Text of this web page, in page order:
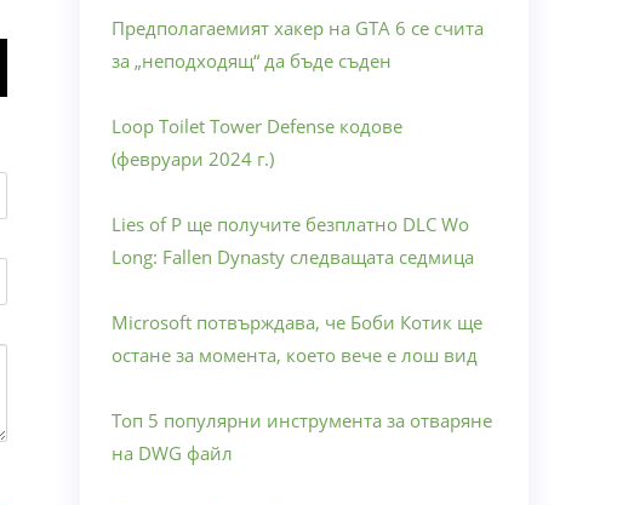
Предполагаемият хакер на GTA 6 се счита
за „неподходящ“ да бъде съден
Loop Toilet Tower Defense кодове
(февруари 2024 г.)
Lies of P ще получите безплатно DLC Wo
Long: Fallen Dynasty следващата седмица
Microsoft потвърждава, че Боби Котик ще
остане за момента, което вече е лош вид
Топ 5 популярни инструмента за отваряне
на DWG файл